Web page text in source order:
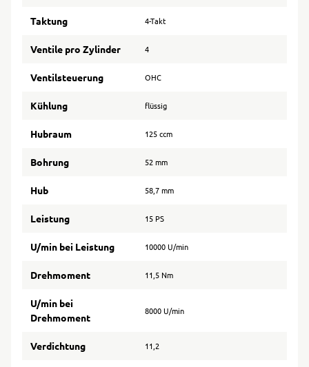
Taktung 4-Takt
Ventile pro Zylinder 4
Ventilsteuerung OHC
Kühlung flüssig
Hubraum 125 ccm
Bohrung 52 mm
Hub 58,7 mm
Leistung 15 PS
U/min bei Leistung 10000 U/min
Drehmoment 11,5 Nm
U/min bei
Drehmoment
8000 U/min
Verdichtung 11,2